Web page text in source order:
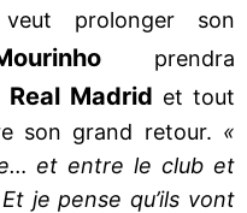
veut prolonger son
prendra
Real Madrid et tout
son grand retour. «
et entre le club et
je pense qu’ils vont